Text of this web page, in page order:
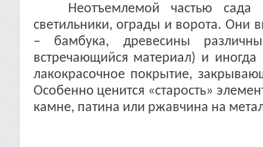
Неотъемлемой частью сада
светильники, ограды и ворота. Они
– бамбука, древесины
встречающийся материал) и
лакокрасочное покрытие,
Особенно ценится «старость»
камне, патина или ржавчина на